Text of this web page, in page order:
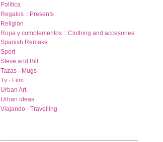
Política
Regalos :: Presents
Religión
Ropa y complementos :: Clothing and accesories
Spanish Remake
Sport
Steve and Bill
Tazas · Mugs
Tv · Film
Urban Art
Urban ideas
Viajando · Travelling